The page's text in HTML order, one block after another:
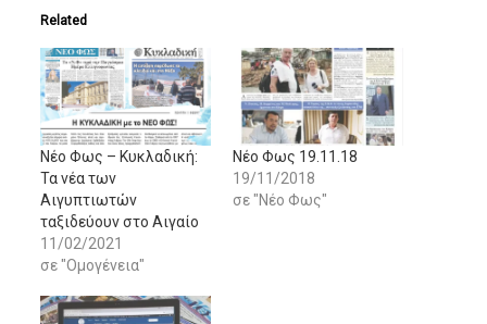
Related
Νέο Φως – Κυκλαδική:
Τα νέα των
Αιγυπτιωτών
ταξιδεύουν στο Αιγαίο
11/02/2021
σε "Ομογένεια"
Νέο Φως 19.11.18
19/11/2018
σε "Νέο Φως"